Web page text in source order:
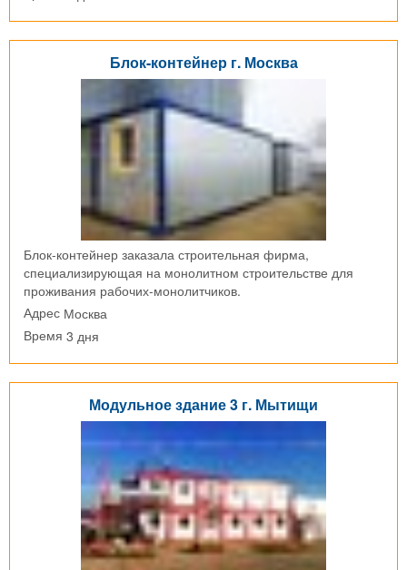
Блок-контейнер г. Москва
Блок-контейнер заказала строительная фирма,
специализирующая на монолитном строительстве для
проживания рабочих-монолитчиков.
Адрес Москва
Время 3 дня
Модульное здание 3 г. Мытищи